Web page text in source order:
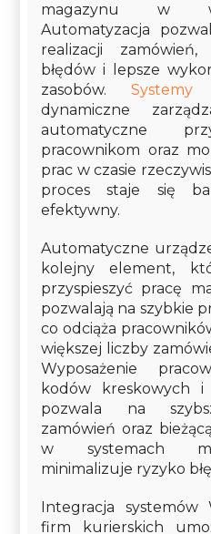
magazynu w
Automatyzacja
realizacji
błędów i lepsze
zasobów.Systemy
dynamiczne
automatyczne
pracownikom oraz
prac w czasie
proces staje się
efektywny.
Automatyczne
kolejny element,
przyspieszyć pracę
pozwalają na szybkie
co odciąża
większej liczby
Wyposażenie
kodów kreskowych i
pozwala na
zamówień oraz
w systemach
minimalizuje ryzyko
Integracja
firm kurierskich